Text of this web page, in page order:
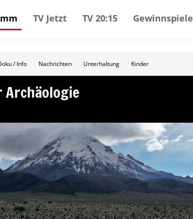
TV Jetzt TV 20:15 Gewinnspiele
/ Info Nachrichten Unterhaltung Kinder
Archäologie